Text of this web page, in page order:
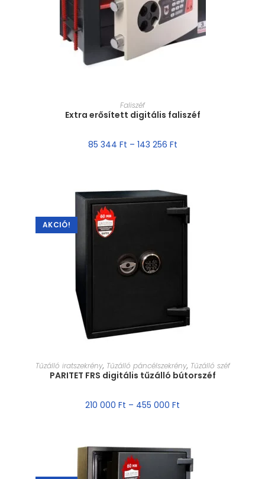
MÉRET VÁLASZTÁSA
Faliszéf
Extra erősített digitális faliszéf
85 344 Ft – 143 256 Ft
AKCIÓ!
MÉRET VÁLASZTÁSA
Tűzálló iratszekrény, Tűzálló páncélszekrény, Tűzálló széf
PARITET FRS digitális tűzálló bútorszéf
210 000 Ft – 455 000 Ft